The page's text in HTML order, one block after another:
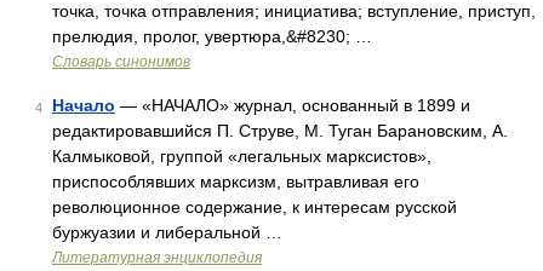
точка, точка отправления; инициатива; вступление, приступ,
прелюдия, пролог, увертюра,&#8230; …
Словарь синонимов
4 Начало — «НАЧАЛО» журнал, основанный в 1899 и
редактировавшийся П. Струве, М. Туган Барановским, А.
Калмыковой, группой «легальных марксистов»,
приспособлявших марксизм, вытравливая его
революционное содержание, к интересам русской
буржуазии и либеральной …
Литературная энциклопедия